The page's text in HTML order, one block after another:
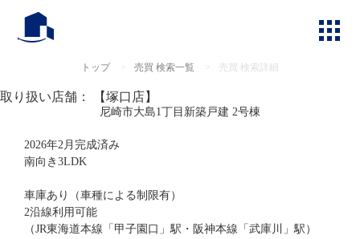
トップ > 売買 検索一覧 > 売買 検索詳細
取り扱い店舗： 【塚口店】
尼崎市大島1丁目新築戸建 2号棟
2026年2月完成済み
南向き3LDK
車庫あり（車種による制限有）
2沿線利用可能
（JR東海道本線「甲子園口」駅・阪神本線「武庫川」駅）